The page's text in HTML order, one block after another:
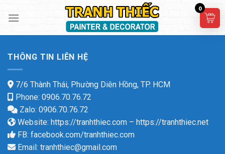
THÔNG TIN LIÊN HỆ
7/6 Thành Thái, Phường Diên Hồng, TP. HCM
Phone: 0906.70.76.72
Zalo: 0906.70.76.72
Website: https://tranhthiec.com – https://tranhthiec.net
FB: facebook.com/tranhthiec.com
Email: tranhthiec@gmail.com
0